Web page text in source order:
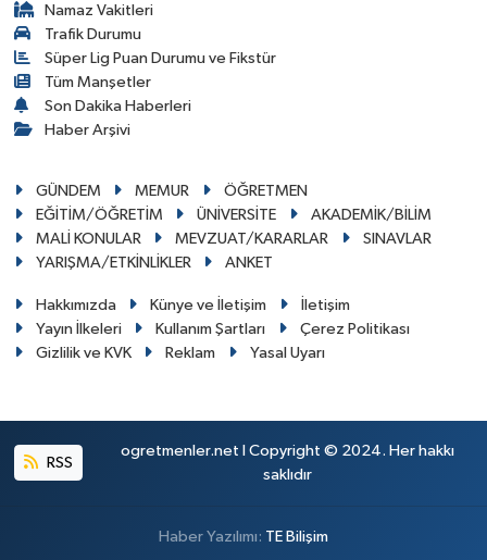
Namaz Vakitleri
Trafik Durumu
Süper Lig Puan Durumu ve Fikstür
Tüm Manşetler
Son Dakika Haberleri
Haber Arşivi
GÜNDEM MEMUR
ÖĞRETMEN
EĞİTİM/ÖĞRETİM
ÜNİVERSİTE
AKADEMİK/BİLİM
MALİ KONULAR
MEVZUAT/KARARLAR
SINAVLAR
YARIŞMA/ETKİNLİKLER
ANKET
Hakkımızda Künye ve İletişim
İletişim
Yayın İlkeleri
Kullanım Şartları
Çerez Politikası
Gizlilik ve KVK
Reklam Yasal Uyarı
RSS
ogretmenler.net I Copyright © 2024. Her hakkı
saklıdır
Haber Yazılımı: TE Bilişim